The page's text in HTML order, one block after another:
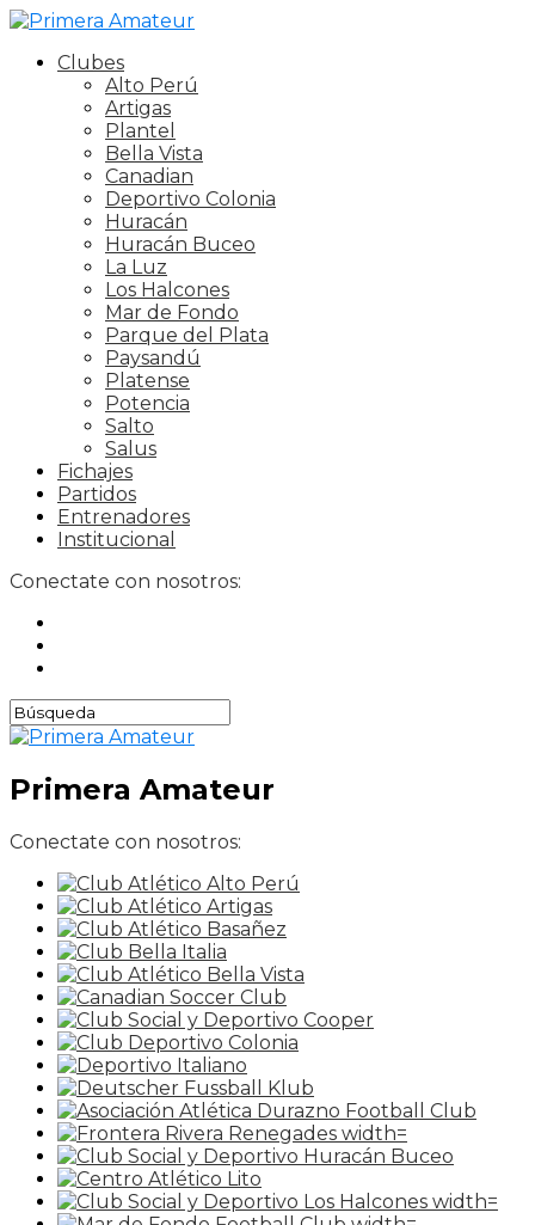
Clubes
Alto Perú
Artigas
Plantel
Bella Vista
Canadian
Deportivo Colonia
Huracán
Huracán Buceo
La Luz
Los Halcones
Mar de Fondo
Parque del Plata
Paysandú
Platense
Potencia
Salto
Salus
Fichajes
Partidos
Entrenadores
Institucional
Conectate con nosotros:
Primera Amateur
Conectate con nosotros: